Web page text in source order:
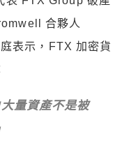
合夥人
表示，FTX 加密貨
大量資產不是被